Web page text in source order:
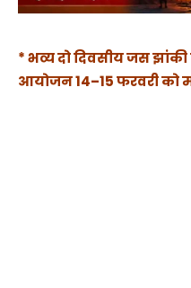
* भव्य दो दिवसीय जस झांकी
आयोजन 14–15 फरवरी को